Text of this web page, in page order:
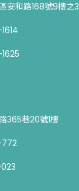
安和路168號9樓之3
365巷20號1樓